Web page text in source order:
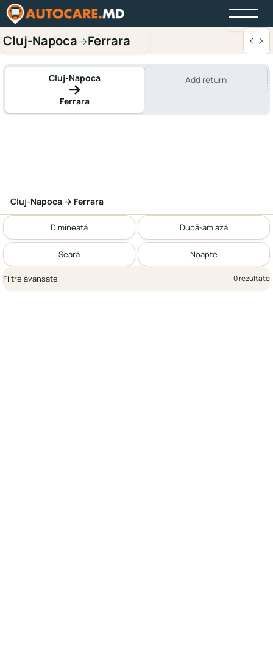
Cluj-Napoca→Ferrara
Cluj-Napoca
Ferrara
Add return
Cluj-Napoca → Ferrara
Dimineață După-amiază
Seară Noapte
Filtre avansate 0 rezultate